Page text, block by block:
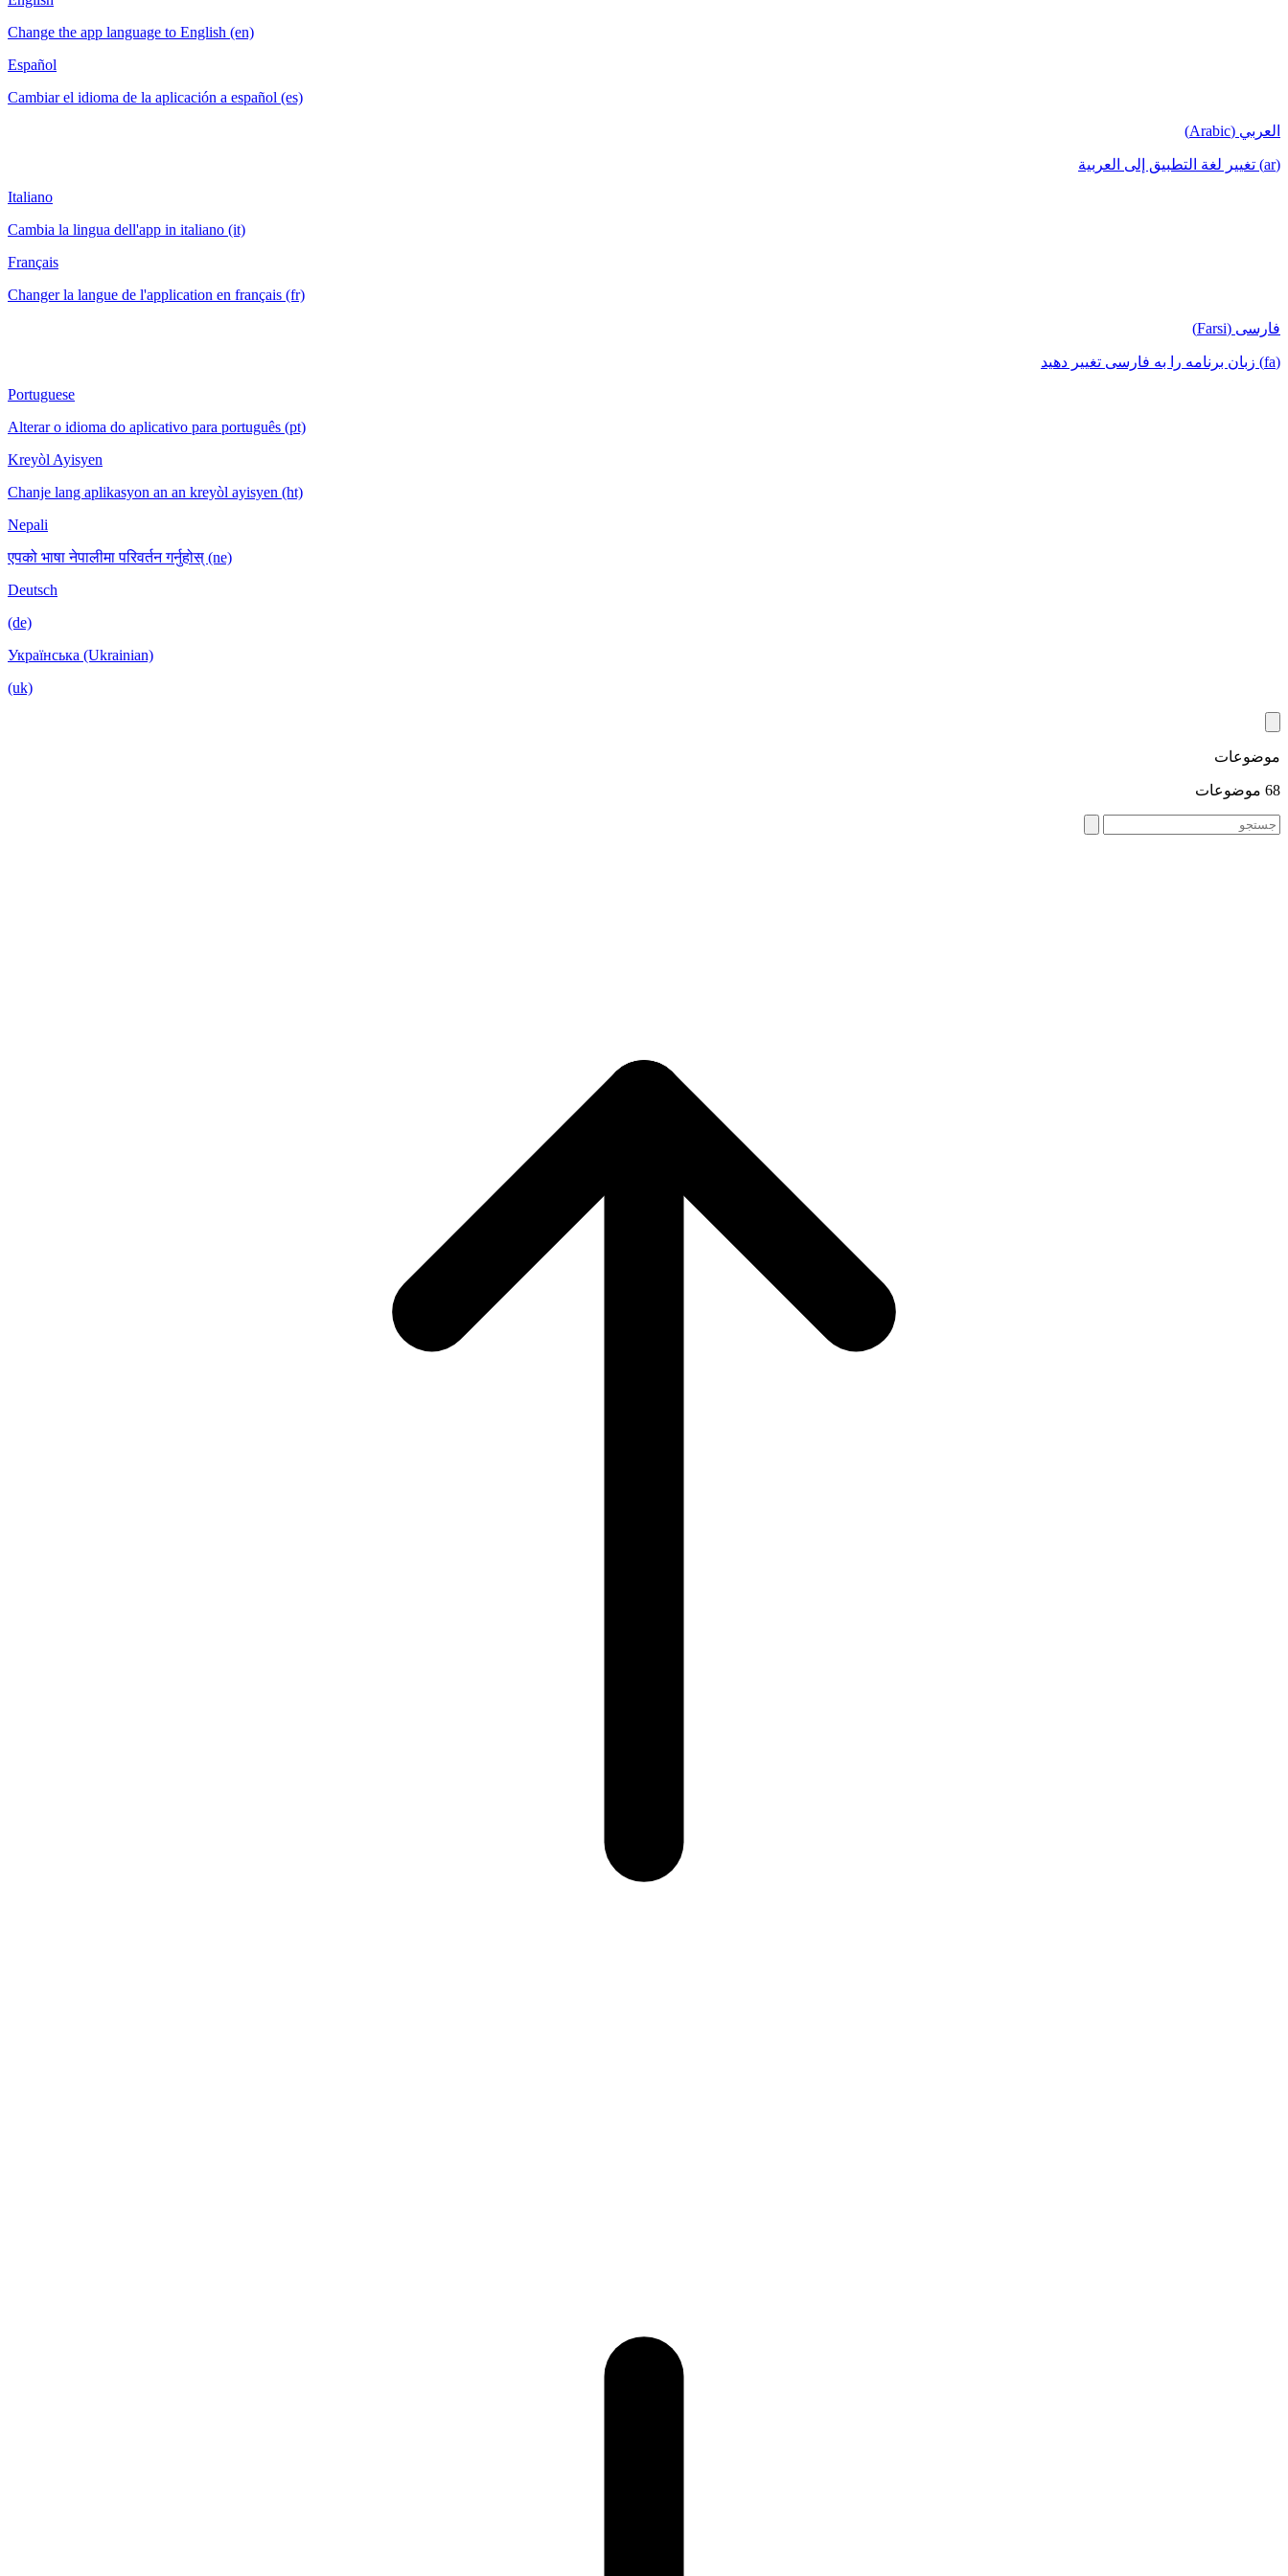
Change the app language to English (en)
Español
Cambiar el idioma de la aplicación a español (es)
العربي (Arabic)
(ar) تغيير لغة التطبيق إلى العربية
Italiano
Cambia la lingua dell'app in italiano (it)
Français
Changer la langue de l'application en français (fr)
فارسی (Farsi)
(fa) زبان برنامه را به فارسی تغییر دهید
Portuguese
Alterar o idioma do aplicativo para português (pt)
Kreyòl Ayisyen
Chanje lang aplikasyon an an kreyòl ayisyen (ht)
Nepali
एपको भाषा नेपालीमा परिवर्तन गर्नुहोस् (ne)
Deutsch
(de)
Українська (Ukrainian)
(uk)
موضوعات
68 موضوعات